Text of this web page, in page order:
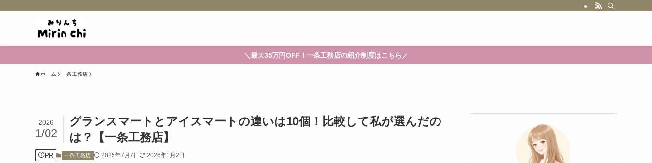
＼最大35万円OFF！一条工務店の紹介制度はこちら／
ホーム 一条工務店
グランスマートとアイスマートの違いは10個！比較して私が選んだの
は？【一条工務店】
2026
1/02
PR 一条工務店 2025年7月7日 2026年1月2日